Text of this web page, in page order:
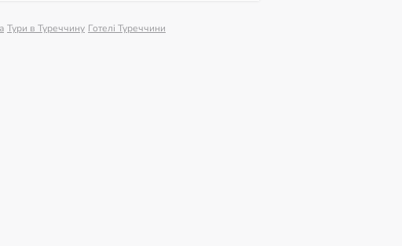
Тури в Туреччину Готелі Туреччини